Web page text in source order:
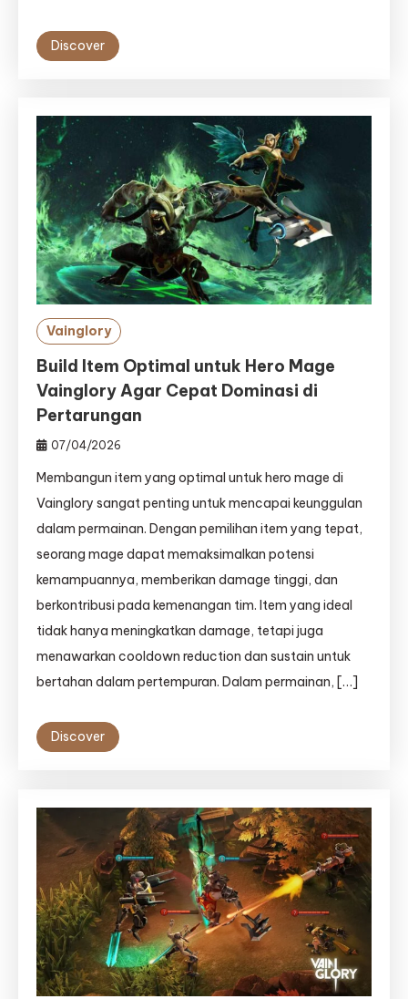
Discover
Vainglory
Build Item Optimal untuk Hero Mage
Vainglory Agar Cepat Dominasi di
Pertarungan
07/04/2026
Membangun item yang optimal untuk hero mage di
Vainglory sangat penting untuk mencapai keunggulan
dalam permainan. Dengan pemilihan item yang tepat,
seorang mage dapat memaksimalkan potensi
kemampuannya, memberikan damage tinggi, dan
berkontribusi pada kemenangan tim. Item yang ideal
tidak hanya meningkatkan damage, tetapi juga
menawarkan cooldown reduction dan sustain untuk
bertahan dalam pertempuran. Dalam permainan, […]
Discover